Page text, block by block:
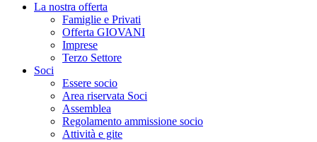
La nostra offerta
Famiglie e Privati
Offerta GIOVANI
Imprese
Terzo Settore
Soci
Essere socio
Area riservata Soci
Assemblea
Regolamento ammissione socio
Attività e gite